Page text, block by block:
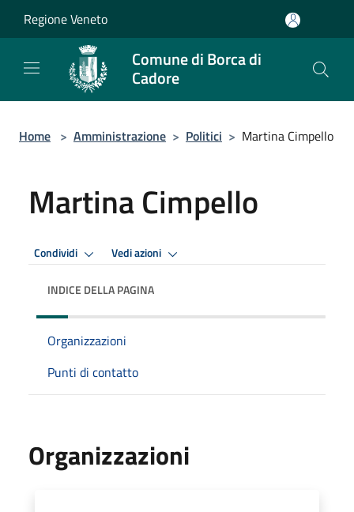
Regione Veneto
Comune di Borca di
Cadore
Home > Amministrazione > Politici > Martina Cimpello
Martina Cimpello
Condividi Vedi azioni
INDICE DELLA PAGINA
Organizzazioni
Punti di contatto
Organizzazioni